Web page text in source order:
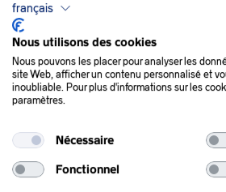
QUE SE
français
Nous utilisons des cookies
Nous pouvons les placer pour analyser les
site Web, afficher un contenu personnalisé et
inoubliable. Pour plus d'informations sur les
paramètres.
Nécessaire
Fonctionnel